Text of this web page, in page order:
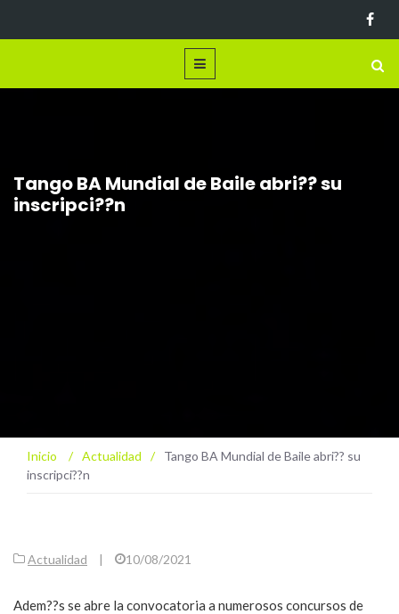
Tango BA Mundial de Baile abri?? su
inscripci??n
Inicio / Actualidad /
Tango BA Mundial de Baile abri?? su
inscripci??n
Actualidad | 10/08/2021
Adem??s se abre la convocatoria a numerosos concursos de